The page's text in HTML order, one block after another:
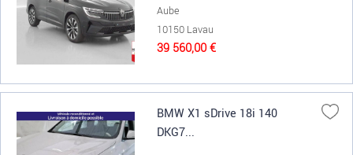
Aube
10150 Lavau
39 560,00 €
BMW X1 sDrive 18i 140
DKG7...